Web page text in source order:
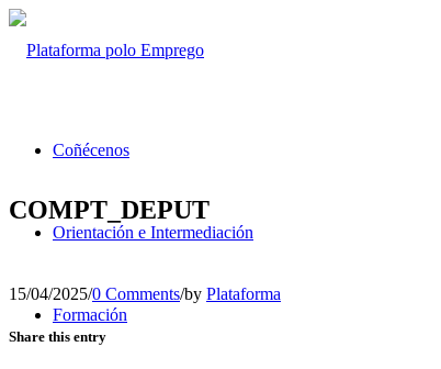
Coñécenos
Orientación e Intermediación
Formación
COMPT_DEPUT
15/04/2025/0 Comments/by Plataforma
Share this entry